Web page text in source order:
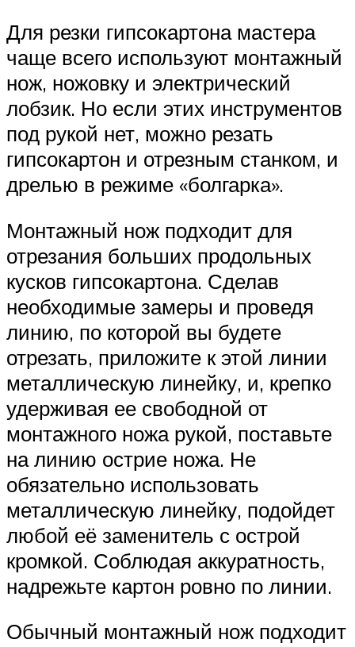
Для резки гипсокартона мастера
чаще всего используют монтажный
нож, ножовку и электрический
лобзик. Но если этих инструментов
под рукой нет, можно резать
гипсокартон и отрезным станком, и
дрелью в режиме «болгарка».
Монтажный нож подходит для
отрезания больших продольных
кусков гипсокартона. Сделав
необходимые замеры и проведя
линию, по которой вы будете
отрезать, приложите к этой линии
металлическую линейку, и, крепко
удерживая ее свободной от
монтажного ножа рукой, поставьте
на линию острие ножа. Не
обязательно использовать
металлическую линейку, подойдет
любой её заменитель с острой
кромкой. Соблюдая аккуратность,
надрежьте картон ровно по линии.
Обычный монтажный нож подходит